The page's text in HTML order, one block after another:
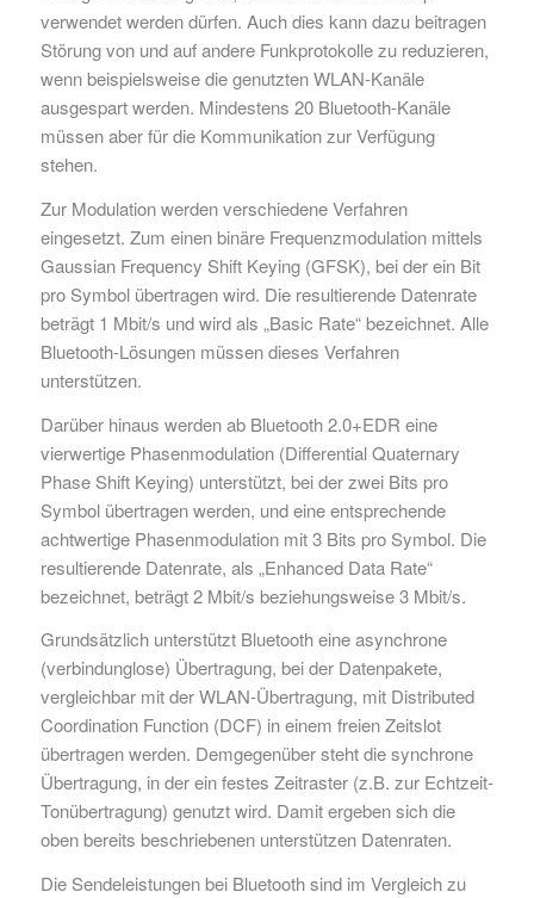
verwendet werden dürfen. Auch dies kann dazu beitragen
Störung von und auf andere Funkprotokolle zu reduzieren,
wenn beispielsweise die genutzten WLAN-Kanäle
ausgespart werden. Mindestens 20 Bluetooth-Kanäle
müssen aber für die Kommunikation zur Verfügung
stehen.
Zur Modulation werden verschiedene Verfahren
eingesetzt. Zum einen binäre Frequenzmodulation mittels
Gaussian Frequency Shift Keying (GFSK), bei der ein Bit
pro Symbol übertragen wird. Die resultierende Datenrate
beträgt 1 Mbit/s und wird als „Basic Rate“ bezeichnet. Alle
Bluetooth-Lösungen müssen dieses Verfahren
unterstützen.
Darüber hinaus werden ab Bluetooth 2.0+EDR eine
vierwertige Phasenmodulation (Differential Quaternary
Phase Shift Keying) unterstützt, bei der zwei Bits pro
Symbol übertragen werden, und eine entsprechende
achtwertige Phasenmodulation mit 3 Bits pro Symbol. Die
resultierende Datenrate, als „Enhanced Data Rate“
bezeichnet, beträgt 2 Mbit/s beziehungsweise 3 Mbit/s.
Grundsätzlich unterstützt Bluetooth eine asynchrone
(verbindunglose) Übertragung, bei der Datenpakete,
vergleichbar mit der WLAN-Übertragung, mit Distributed
Coordination Function (DCF) in einem freien Zeitslot
übertragen werden. Demgegenüber steht die synchrone
Übertragung, in der ein festes Zeitraster (z.B. zur Echtzeit-
Tonübertragung) genutzt wird. Damit ergeben sich die
oben bereits beschriebenen unterstützen Datenraten.
Die Sendeleistungen bei Bluetooth sind im Vergleich zu